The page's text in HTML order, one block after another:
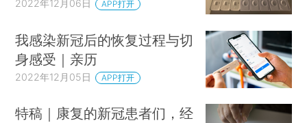
2022年12月06日 APP打开
我感染新冠后的恢复过程与切
身感受｜亲历
2022年12月05日 APP打开
特稿｜康复的新冠患者们，经